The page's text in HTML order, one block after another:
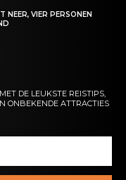
NEER, VIER PERSONEN
DE LEUKSTE REISTIPS,
ONBEKENDE ATTRACTIES